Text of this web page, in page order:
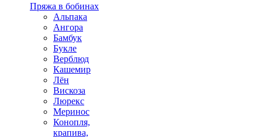
Пряжа в бобинах
Альпака
Ангора
Бамбук
Букле
Верблюд
Кашемир
Лён
Вискоза
Люрекс
Меринос
Конопля,
крапива,